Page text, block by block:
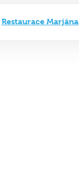
Restaurace Marjána